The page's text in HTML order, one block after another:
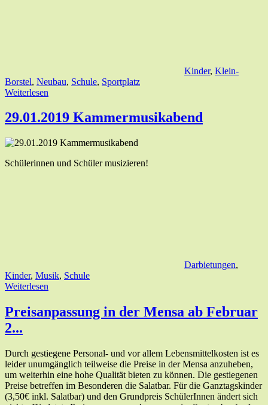
Kinder, Klein-
Borstel, Neubau, Schule, Sportplatz
Weiterlesen
29.01.2019 Kammermusikabend
Schülerinnen und Schüler musizieren!
Darbietungen,
Kinder, Musik, Schule
Weiterlesen
Preisanpassung in der Mensa ab Februar
2...
Durch gestiegene Personal- und vor allem Lebensmittelkosten ist es
leider unumgänglich teilweise die Preise in der Mensa anzuheben,
um weiterhin eine hohe Qualität bieten zu können. Die gestiegenen
Preise betreffen im Besonderen die Salatbar. Für die Ganztagskinder
(3,50€ inkl. Salatbar) und den Grundpreis SchülerInnen ändert sich